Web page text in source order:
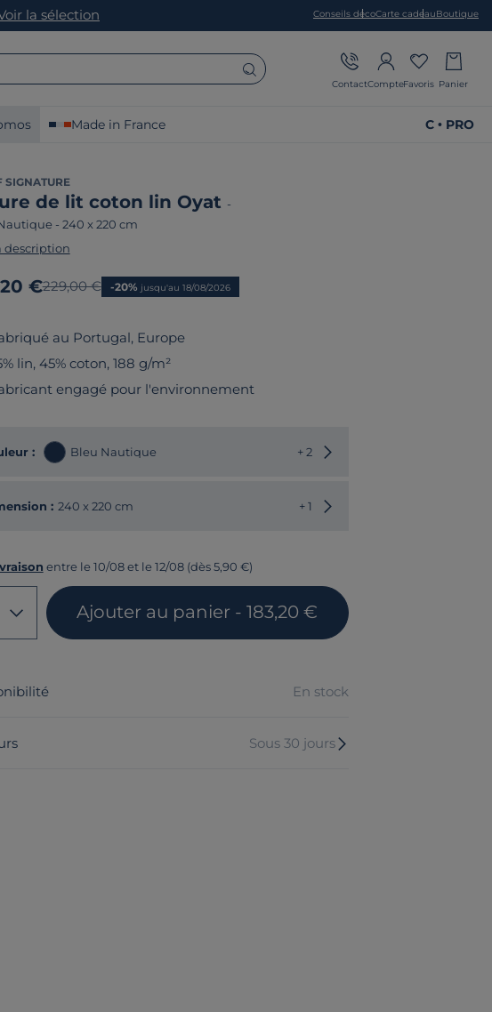
la sélection Conseils décoCarte cadeauBoutique
ContactCompteFavoris Panier
Made in France C • PRO
SIGNATURE
de lit coton lin Oyat -
- 240 x 220 cm
description
prix
€Ancien prix
229,00 € -20% jusqu'au 18/08/2026
au Portugal, Europe
lin, 45% coton, 188 g/m²
engagé pour l'environnement
: Bleu Nautique + 2 Choisir une autre couleur
: 240 x 220 cm + 1 Choisir une autre dimension
entre le 10/08 et le 12/08 (dès 5,90 €)
Ajouter au panier - 183,20 €
En stock
Sous 30 jours